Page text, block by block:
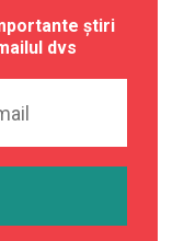
știri
dvs